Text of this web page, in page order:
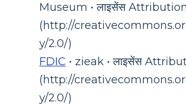
Museum • लाइसेंस Attribution
(http://
y/2.0/)
FDIC • zieak • लाइसेंस
(http://
y/2.0/)